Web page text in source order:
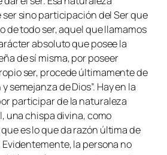
sino participación del Ser que
de todo ser, aquel que llamamos
absoluto que posee la
de sí misma, por poseer
ser, procede últimamente de
semejanza de Dios”. Hay en la
participar de la naturaleza
una chispa divina, como
es lo que da razón última de
la persona no